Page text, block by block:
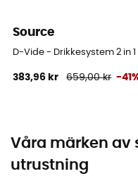
Source
D-Vide - Drikkesystem 2 in 1 -
383,96 kr 659,00 kr -
Våra märken av
utrustning